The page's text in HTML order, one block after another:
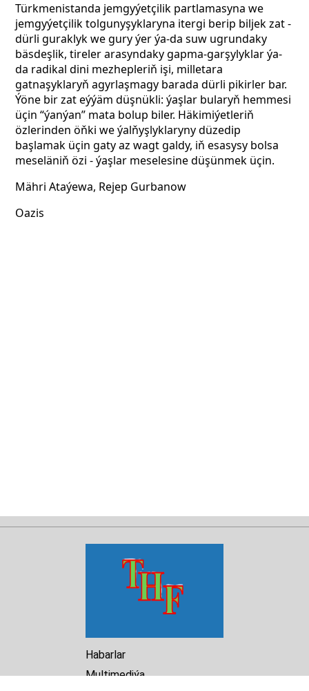
Türkmenistanda jemgyýetçilik partlamasyna we
jemgyýetçilik tolgunyşyklaryna itergi berip biljek zat -
dürli guraklyk we gury ýer ýa-da suw ugrundaky
bäsdeşlik, tireler arasyndaky gapma-garşylyklar ýa-
da radikal dini mezhepleriň işi, milletara
gatnaşyklaryň agyrlaşmagy barada dürli pikirler bar.
Ýöne bir zat eýýäm düşnükli: ýaşlar bularyň hemmesi
üçin “ýanýan” mata bolup biler. Häkimiýetleriň
özlerinden öňki we ýalňyşlyklaryny düzedip
başlamak üçin gaty az wagt galdy, iň esasysy bolsa
meseläniň özi - ýaşlar meselesine düşünmek üçin.
Mähri Ataýewa, Rejep Gurbanow
Oazis
Habarlar
Multimediýa